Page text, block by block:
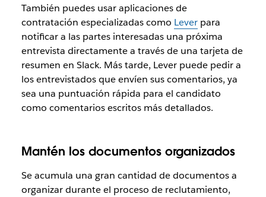
También puedes usar aplicaciones de
contratación especializadas como Leverpara
notificar a las partes interesadas una próxima
entrevista directamente a través de una tarjeta de
resumen en Slack. Más tarde, Lever puede pedir a
los entrevistados que envíen sus comentarios, ya
sea una puntuación rápida para el candidato
como comentarios escritos más detallados.
Mantén los documentos organizados
Se acumula una gran cantidad de documentos a
organizar durante el proceso de reclutamiento,